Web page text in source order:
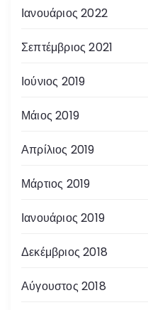
Ιανουάριος 2022
Σεπτέμβριος 2021
Ιούνιος 2019
Μάιος 2019
Απρίλιος 2019
Μάρτιος 2019
Ιανουάριος 2019
Δεκέμβριος 2018
Αύγουστος 2018